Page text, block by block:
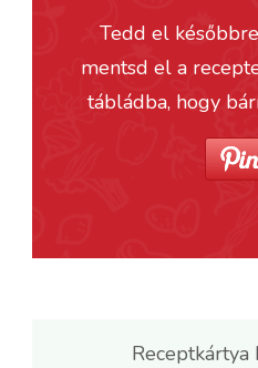
Tedd el
mentsd el a
tábládba, hogy
Receptkártya